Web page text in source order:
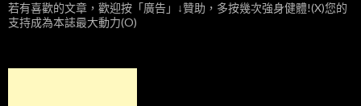
若有喜歡的文章，歡迎按「廣告」↓贊助，多按幾次強身健體!(X)您的
支持成為本誌最大動力(O)